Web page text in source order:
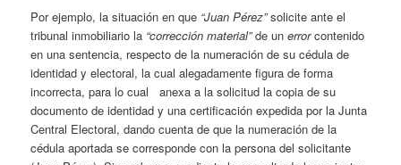
Por ejemplo, la situación en que “Juan Pérez”solicite ante el
tribunal inmobiliario la “corrección material”de unerrorcontenido
en una sentencia, respecto de la numeración de su cédula de
identidad y electoral, la cual alegadamente figura de forma
incorrecta, para lo cual anexa a la solicitud la copia de su
documento de identidad y una certificación expedida por la Junta
Central Electoral, dando cuenta de que la numeración de la
cédula aportada se corresponde con la persona del solicitante